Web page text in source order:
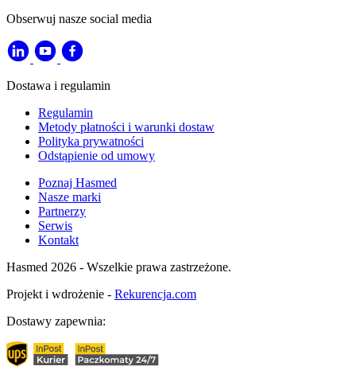
Obserwuj nasze social media
Dostawa i regulamin
Regulamin
Metody płatności i warunki dostaw
Polityka prywatności
Odstąpienie od umowy
Poznaj Hasmed
Nasze marki
Partnerzy
Serwis
Kontakt
Hasmed 2026 - Wszelkie prawa zastrzeżone.
Projekt i wdrożenie - Rekurencja.com
Dostawy zapewnia: